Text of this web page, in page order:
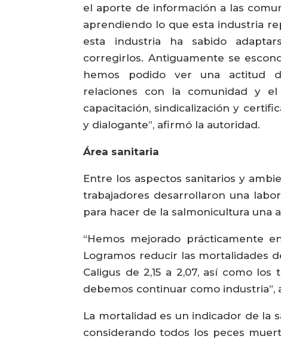
el aporte de información a las
aprendiendo lo que esta industria
esta industria ha sabido
corregirlos. Antiguamente se
hemos podido ver una actitud
relaciones con la comunidad y
capacitación, sindicalización y
y dialogante”, afirmó la autoridad.
Área sanitaria
Entre los aspectos sanitarios y
trabajadores desarrollaron una
para hacer de la salmonicultura una
“Hemos mejorado prácticamente
Logramos reducir las mortalidades
Caligus de 2,15 a 2,07, así como
debemos continuar como industria”,
La mortalidad es un indicador de la
considerando todos los peces